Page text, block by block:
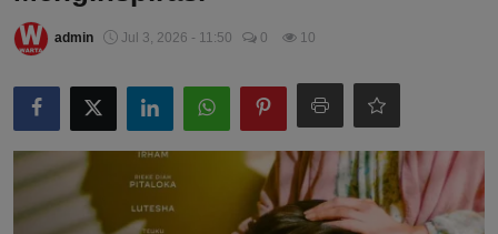
admin Jul 3, 2026 - 11:50 0 10